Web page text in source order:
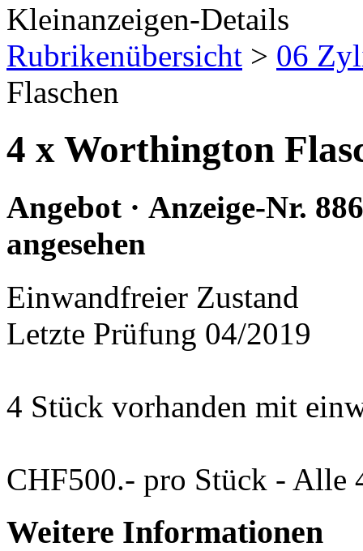
Kleinanzeigen-Details
Rubrikenübersicht > 06
Flaschen
4 x Worthington
Angebot · Anzeige-Nr.
angesehen
Einwandfreier Zustand
Letzte Prüfung 04/2019
4 Stück vorhanden mit
CHF500.- pro Stück - Alle
Weitere Informationen